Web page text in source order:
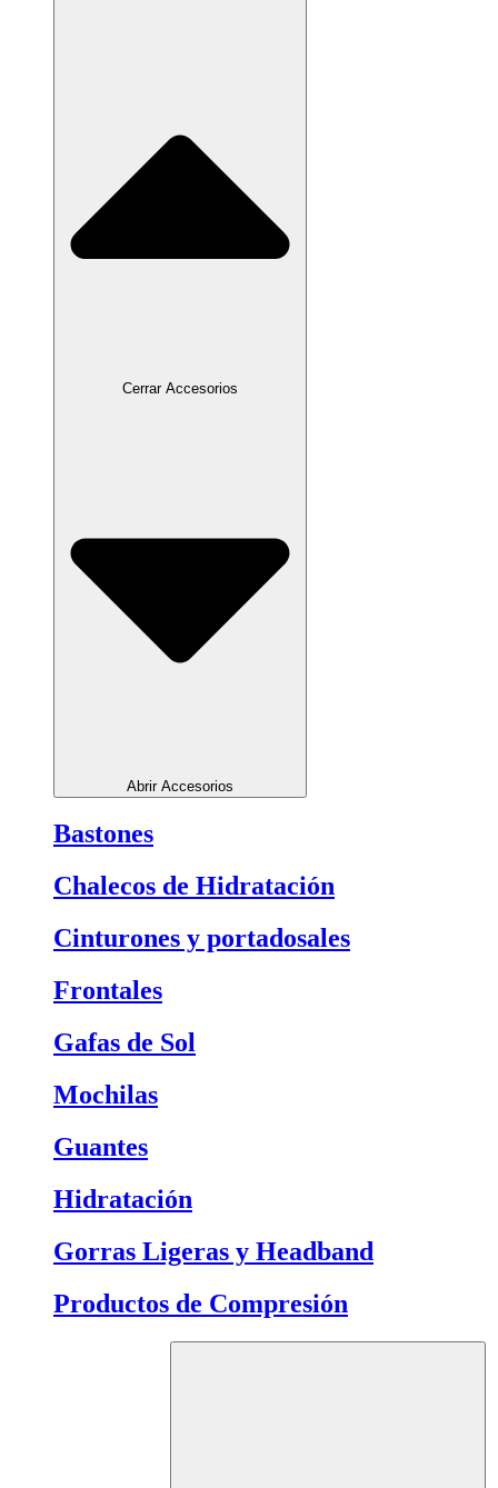
Cerrar Accesorios
Abrir Accesorios
Bastones
Chalecos de Hidratación
Cinturones y portadosales
Frontales
Gafas de Sol
Mochilas
Guantes
Hidratación
Gorras Ligeras y Headband
Productos de Compresión